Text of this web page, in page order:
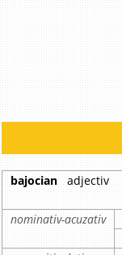
bajocian adjectiv
nominativ-acuzativ